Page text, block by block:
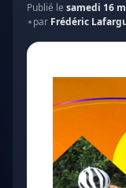
Publié le samedi 16
par Frédéric